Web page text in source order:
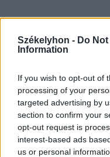
Székelyhon - Do
Information
If you wish to opt-out of
processing of your
targeted advertising by
section to confirm your
opt-out request is
interest-based ads
us or personal
Hasznos
Impresszum